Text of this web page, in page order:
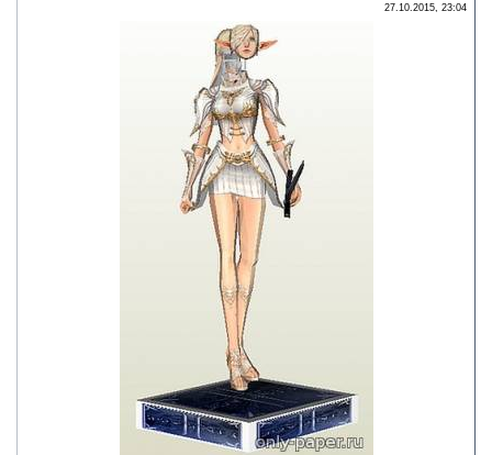
27.10.2015, 23:04